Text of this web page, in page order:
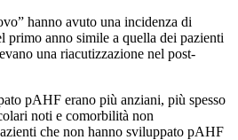
hanno avuto una incidenza di
primo anno simile a quella dei pazienti
una riacutizzazione nel post-
pAHF erano più anziani, più spesso
noti e comorbilità non
che non hanno sviluppato pAHF